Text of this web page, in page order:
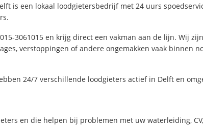
is een lokaal loodgietersbedrijf met 24 uurs
3061015 en krijg direct een vakman aan de lijn. Wij
verstoppingen of andere ongemakken vaak binnen
24/7 verschillende loodgieters actief in Delft en
en die helpen bij problemen met uw waterleiding,